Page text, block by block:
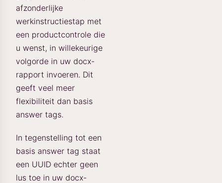
afzonderlijke
werkinstructiestap met
een productcontrole die
u wenst, in willekeurige
volgorde in uw docx-
rapport invoeren. Dit
geeft veel meer
flexibiliteit dan basis
answer tags.
In tegenstelling tot een
basis answer tag staat
een UUID echter geen
lus toe in uw docx-